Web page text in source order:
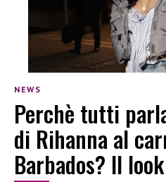
NEWS
Perchè tutti
di Rihanna al
Barbados? Il